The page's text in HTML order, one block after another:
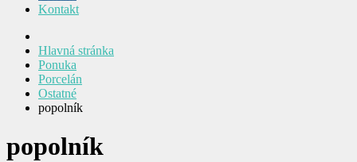
Kontakt
Hlavná stránka
Ponuka
Porcelán
Ostatné
popolník
popolník